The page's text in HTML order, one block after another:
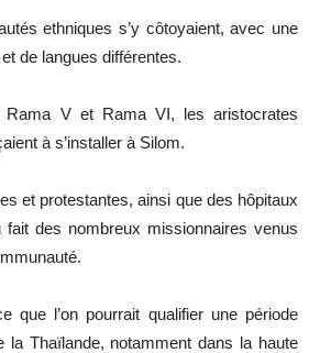
ethniques s’y côtoyaient, avec une
de langues différentes.
Rama V et Rama VI, les aristocrates
à s’installer à Silom.
et protestantes, ainsi que des hôpitaux
fait des nombreux missionnaires venus
que l’on pourrait qualifier une période
la Thaïlande, notamment dans la haute